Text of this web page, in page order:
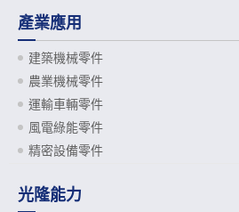
產業應用
建築機械零件
農業機械零件
運輸車輛零件
風電綠能零件
精密設備零件
光隆能力